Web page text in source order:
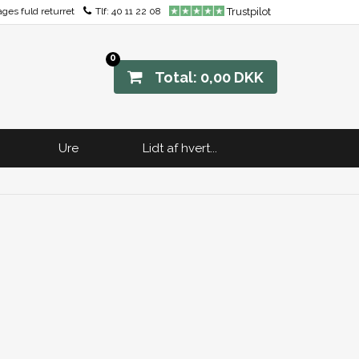
fuld returret Tlf: 40 11 22 08 Trustpilot
Total: 0,00 DKK
0
Ure Lidt af hvert...